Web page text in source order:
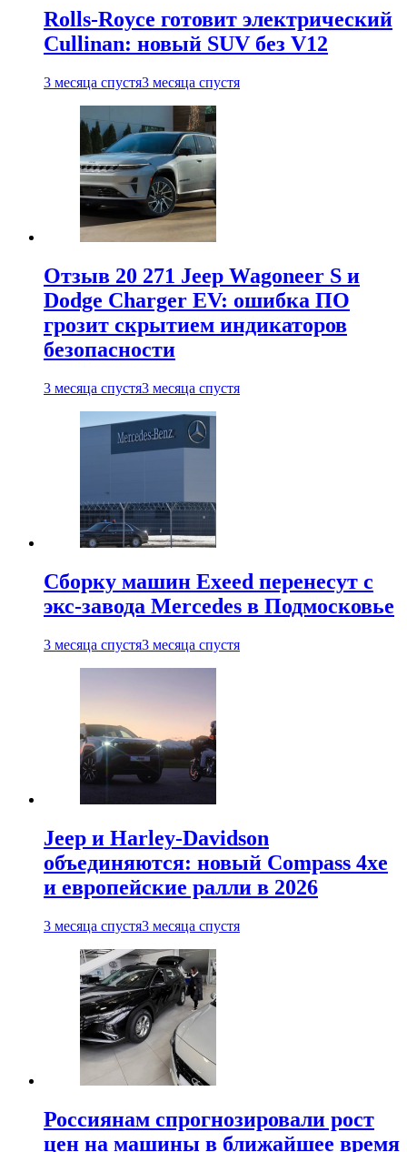
Rolls-Royce готовит электрический
Cullinan: новый SUV без V12
3 месяца спустя3 месяца спустя
Отзыв 20 271 Jeep Wagoneer S и
Dodge Charger EV: ошибка ПО
грозит скрытием индикаторов
безопасности
3 месяца спустя3 месяца спустя
Сборку машин Exeed перенесут с
экс-завода Mercedes в Подмосковье
3 месяца спустя3 месяца спустя
Jeep и Harley-Davidson
объединяются: новый Compass 4xe
и европейские ралли в 2026
3 месяца спустя3 месяца спустя
Россиянам спрогнозировали рост
цен на машины в ближайшее время